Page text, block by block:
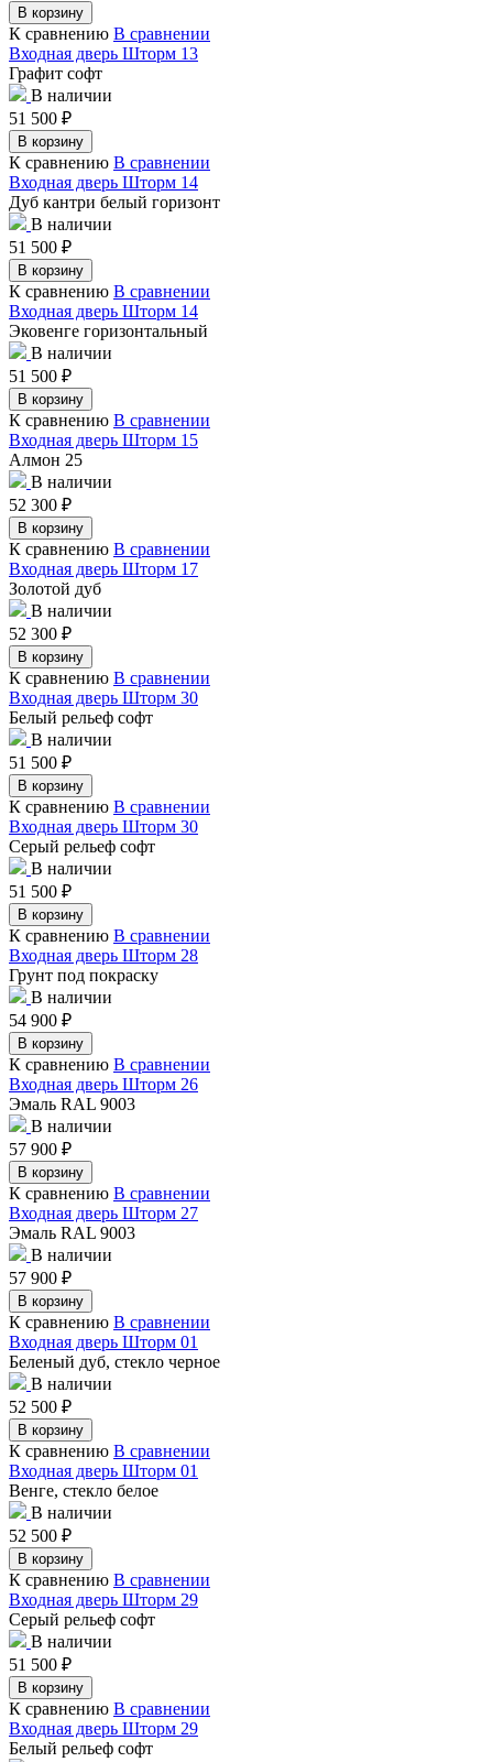
В корзину
К сравнению В сравнении
Входная дверь Шторм 13
Графит софт
В наличии
51 500 ₽
В корзину
К сравнению В сравнении
Входная дверь Шторм 14
Дуб кантри белый горизонт
В наличии
51 500 ₽
В корзину
К сравнению В сравнении
Входная дверь Шторм 14
Эковенге горизонтальный
В наличии
51 500 ₽
В корзину
К сравнению В сравнении
Входная дверь Шторм 15
Алмон 25
В наличии
52 300 ₽
В корзину
К сравнению В сравнении
Входная дверь Шторм 17
Золотой дуб
В наличии
52 300 ₽
В корзину
К сравнению В сравнении
Входная дверь Шторм 30
Белый рельеф софт
В наличии
51 500 ₽
В корзину
К сравнению В сравнении
Входная дверь Шторм 30
Серый рельеф софт
В наличии
51 500 ₽
В корзину
К сравнению В сравнении
Входная дверь Шторм 28
Грунт под покраску
В наличии
54 900 ₽
В корзину
К сравнению В сравнении
Входная дверь Шторм 26
Эмаль RAL 9003
В наличии
57 900 ₽
В корзину
К сравнению В сравнении
Входная дверь Шторм 27
Эмаль RAL 9003
В наличии
57 900 ₽
В корзину
К сравнению В сравнении
Входная дверь Шторм 01
Беленый дуб, стекло черное
В наличии
52 500 ₽
В корзину
К сравнению В сравнении
Входная дверь Шторм 01
Венге, стекло белое
В наличии
52 500 ₽
В корзину
К сравнению В сравнении
Входная дверь Шторм 29
Серый рельеф софт
В наличии
51 500 ₽
В корзину
К сравнению В сравнении
Входная дверь Шторм 29
Белый рельеф софт